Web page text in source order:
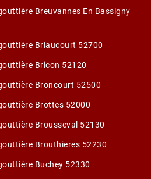
Breuvannes En Bassigny
Briaucourt 52700
Bricon 52120
Broncourt 52500
Brottes 52000
Brousseval 52130
Brouthieres 52230
Buchey 52330